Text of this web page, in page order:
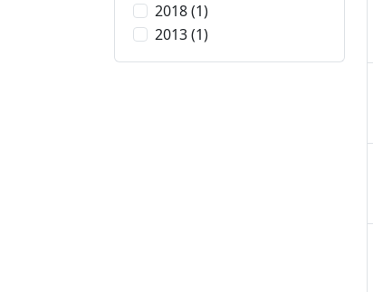
2018 (1)
2013 (1)